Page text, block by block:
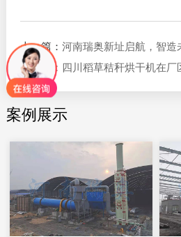
上一篇： 河南瑞奥新址启航，智造
下一篇： 四川稻草秸秆烘干机在厂
案例展示